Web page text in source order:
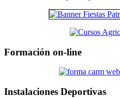
Formación on-line
Instalaciones Deportivas